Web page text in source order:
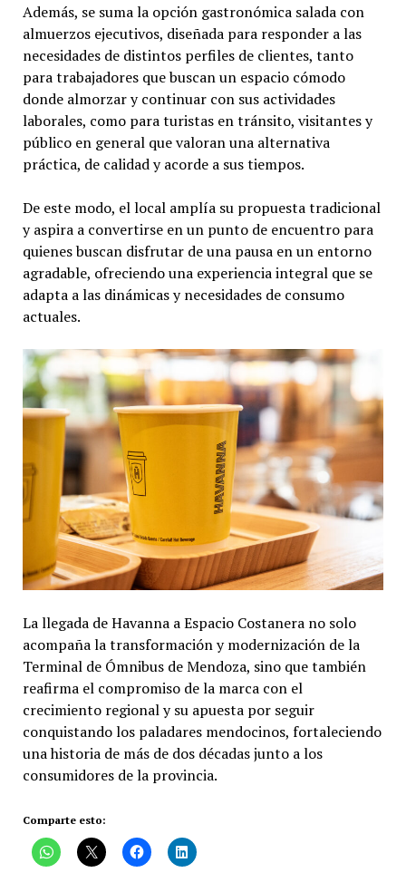
Además, se suma la opción gastronómica salada con
almuerzos ejecutivos, diseñada para responder a las
necesidades de distintos perfiles de clientes, tanto
para trabajadores que buscan un espacio cómodo
donde almorzar y continuar con sus actividades
laborales, como para turistas en tránsito, visitantes y
público en general que valoran una alternativa
práctica, de calidad y acorde a sus tiempos.
De este modo, el local amplía su propuesta tradicional
y aspira a convertirse en un punto de encuentro para
quienes buscan disfrutar de una pausa en un entorno
agradable, ofreciendo una experiencia integral que se
adapta a las dinámicas y necesidades de consumo
actuales.
La llegada de Havanna a Espacio Costanera no solo
acompaña la transformación y modernización de la
Terminal de Ómnibus de Mendoza, sino que también
reafirma el compromiso de la marca con el
crecimiento regional y su apuesta por seguir
conquistando los paladares mendocinos, fortaleciendo
una historia de más de dos décadas junto a los
consumidores de la provincia.
Comparte esto: